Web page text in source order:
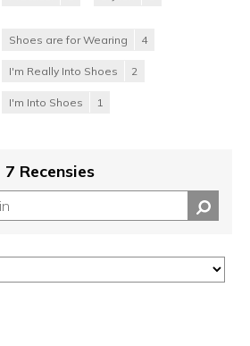
Shoes are for Wearing 4
I'm Really Into Shoes 2
I'm Into Shoes 1
7 Recensies